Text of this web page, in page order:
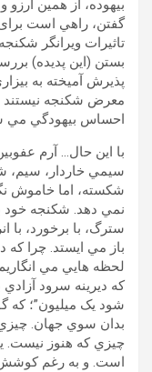
بيهوده، از همين
گفتن، راهي است برای
تاثيرات ويرانگر
بستن (اين پديده)
پذيرش آمیخته به
معرض شکنجه
احساس بيهودگي مي
با اين حال… آرم
سيمي خاردار، سيم،
شکسته، اما خاموش
نمي دهد. شکنجه خود
سترگ، با برخورد، با
باز مي ايستد. چرا که
لحظه هايي مي
که ديرينه سرود
شود يک ميليون”؛ که
بدان سوي جهان.
چيزي که هنوز نيست.
است. و به رغم کوشش